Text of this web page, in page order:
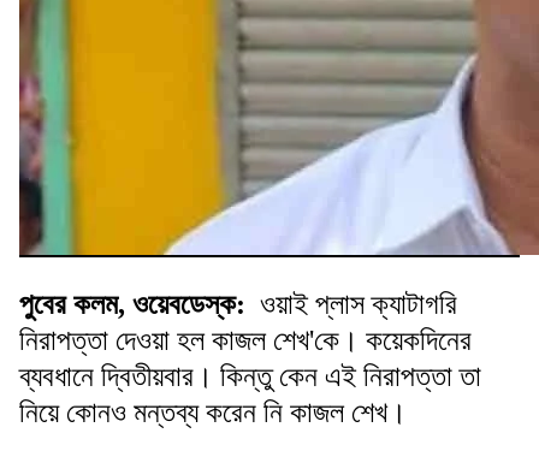
পুবের কলম, ওয়েবডেস্ক: ওয়াই প্লাস ক্যাটাগরি
নিরাপত্তা দেওয়া হল কাজল শেখ'কে। কয়েকদিনের
ব্যবধানে দ্বিতীয়বার। কিন্তু কেন এই নিরাপত্তা তা
নিয়ে কোনও মন্তব্য করেন নি কাজল শেখ।